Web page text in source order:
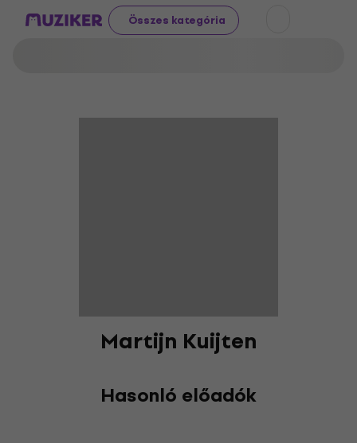
Összes kategória
Martijn Kuijten
Hasonló előadók